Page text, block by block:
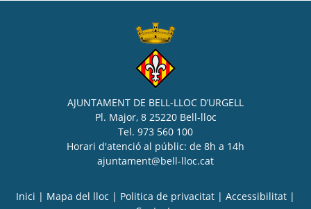
AJUNTAMENT DE BELL-LLOC D’URGELL
Pl. Major, 8 25220 Bell-lloc
Tel. 973 560 100
Horari d'atenció al públic: de 8h a 14h
ajuntament@bell-lloc.cat
Inici | Mapa del lloc | Politica de privacitat | Accessibilitat |